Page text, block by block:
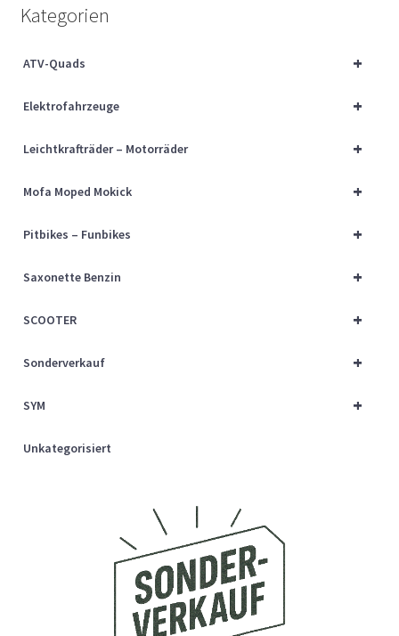
Widerrufsbelehrung
Cart
Checkout
My account
Kategorien
+
ATV-Quads
+
Elektrofahrzeuge
+
Leichtkrafträder – Motorräder
+
Mofa Moped Mokick
+
Pitbikes – Funbikes
+
Saxonette Benzin
+
SCOOTER
+
Sonderverkauf
+
SYM
Unkategorisiert